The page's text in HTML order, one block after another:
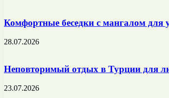
Комфортные беседки с мангалом для
28.07.2026
Неповторимый отдых в Турции для
23.07.2026